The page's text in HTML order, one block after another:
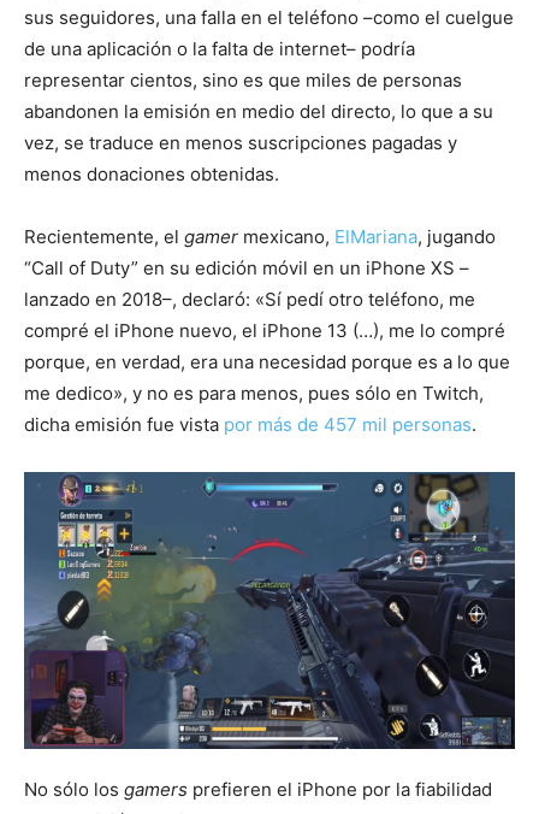
sus seguidores, una falla en el teléfono –como el cuelgue
de una aplicación o la falta de internet– podría
representar cientos, sino es que miles de personas
abandonen la emisión en medio del directo, lo que a su
vez, se traduce en menos suscripciones pagadas y
menos donaciones obtenidas.
Recientemente, el gamer mexicano, ElMariana, jugando
“Call of Duty” en su edición móvil en un iPhone XS –
lanzado en 2018–, declaró: «Sí pedí otro teléfono, me
compré el iPhone nuevo, el iPhone 13 (…), me lo compré
porque, en verdad, era una necesidad porque es a lo que
me dedico», y no es para menos, pues sólo en Twitch,
dicha emisión fue vista por más de 457 mil personas.
No sólo los gamers prefieren el iPhone por la fiabilidad